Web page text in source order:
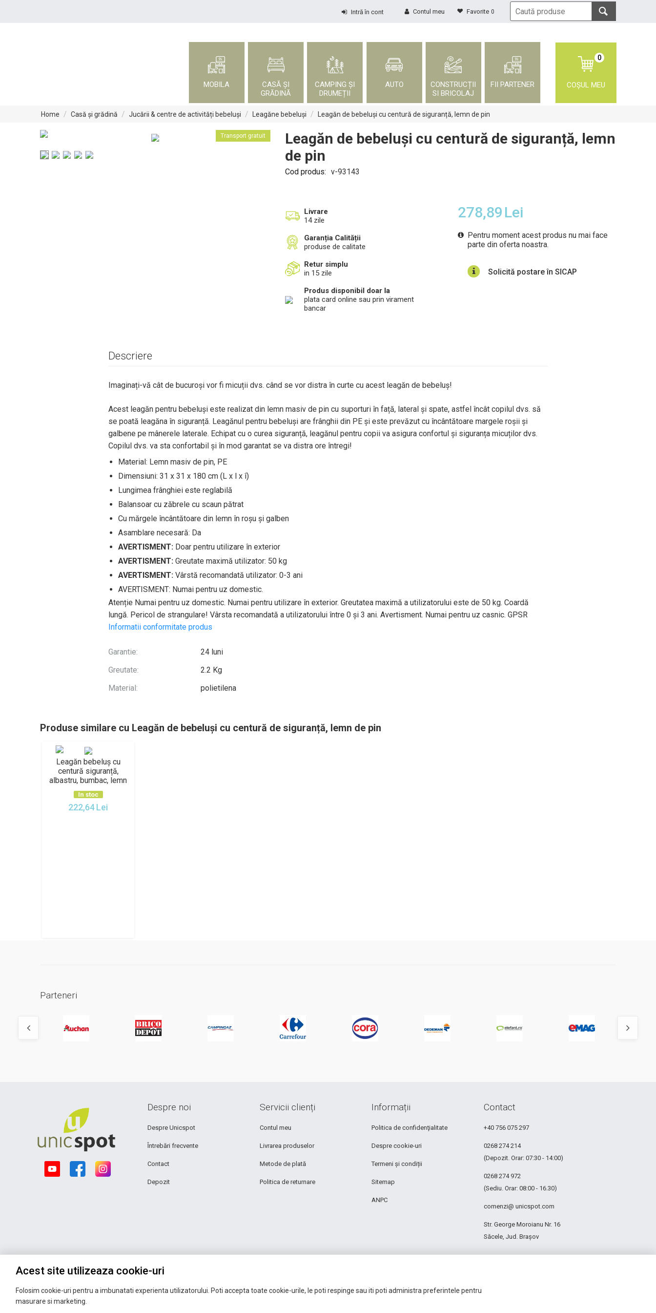
Favorite 0
Contul meu
Intră în cont
MOBILA
CASĂ ȘI
GRĂDINĂ
CAMPING ȘI
DRUMEȚII
AUTO
CONSTRUCȚII
SI BRICOLAJ
FII PARTENER
0
COȘUL MEU
Home / Casă și grădină / Jucării & centre de activități bebeluși / Leagăne bebeluși / Leagăn de bebeluși cu centură de siguranță, lemn de pin
Transport gratuit
Leagăn de bebeluși cu centură de siguranță, lemn
de pin
Cod produs: v-93143
Livrare
14 zile
Garanția Calității
produse de calitate
Retur simplu
in 15 zile
Produs disponibil doar la
plata card online sau prin virament
bancar
278,89 Lei
Pentru moment acest produs nu mai face
parte din oferta noastra.
Solicită postare în SICAP
Descriere
Imaginați-vă cât de bucuroși vor fi micuții dvs. când se vor distra în curte cu acest leagăn de bebeluș!
Acest leagăn pentru bebeluși este realizat din lemn masiv de pin cu suporturi în față, lateral și spate, astfel încât copilul dvs. să
se poată leagăna în siguranță. Leagănul pentru bebeluși are frânghii din PE și este prevăzut cu încântătoare margele roșii și
galbene pe mânerele laterale. Echipat cu o curea siguranță, leagănul pentru copii va asigura confortul și siguranța micuților dvs.
Copilul dvs. va sta confortabil și în mod garantat se va distra ore întregi!
Material: Lemn masiv de pin, PE
Dimensiuni: 31 x 31 x 180 cm (L x l x î)
Lungimea frânghiei este reglabilă
Balansoar cu zăbrele cu scaun pătrat
Cu mărgele încântătoare din lemn în roșu și galben
Asamblare necesară: Da
AVERTISMENT: Doar pentru utilizare în exterior
AVERTISMENT: Greutate maximă utilizator: 50 kg
AVERTISMENT: Vârstă recomandată utilizator: 0-3 ani
AVERTISMENT: Numai pentru uz domestic.
Atenție Numai pentru uz domestic. Numai pentru utilizare în exterior. Greutatea maximă a utilizatorului este de 50 kg. Coardă
lungă. Pericol de strangulare! Vârsta recomandată a utilizatorului între 0 și 3 ani. Avertisment. Numai pentru uz casnic. GPSR
Informatii conformitate produs
Garantie:
24 luni
Greutate:
2.2 Kg
Material:
polietilena
Produse similare cu Leagăn de bebeluși cu centură de siguranță, lemn de pin
Leagăn bebeluș cu
centură siguranță,
albastru, bumbac, lemn
In stoc
222,64Lei
Parteneri
Despre noi
Despre Unicspot
Întrebări frecvente
Contact
Depozit
Servicii clienți
Contul meu
Livrarea produselor
Metode de plată
Politica de returnare
Informații
Politica de confidenţialitate
Despre cookie-uri
Termeni și condiții
Sitemap
ANPC
Contact
+40 756 075 297
0268 274 214
(Depozit. Orar: 07:30 - 14:00)
0268 274 972
(Sediu. Orar: 08:00 - 16.30)
comenzi@ unicspot.com
Str. George Moroianu Nr. 16
Săcele, Jud. Brașov
Acest site utilizeaza cookie-uri
Folosim cookie-uri pentru a imbunatati experienta utilizatorului. Poti accepta toate cookie-urile, le poti respinge sau iti poti administra preferintele pentru
masurare si marketing.